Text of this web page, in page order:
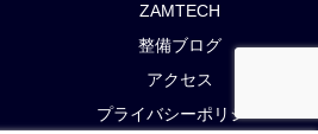
ZAMTECH
整備ブログ
アクセス
プライバシーポリシー